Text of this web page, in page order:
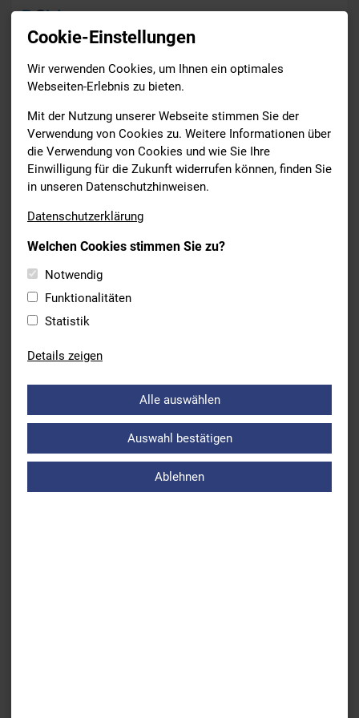
News
Drucken
FREIWASSERSCHWIMMEN
02.08.2021
LEONIE BECK -
OLYMPIATEILNEHMERIN TOKIO
2020
findet ihr weitere Informationen.
Interview mit Leonie Antonie Beck nach ihrem 10
Kilometer Rennen bei den Olympischen Spielen
Ein gelungenes, aber hoffentlich vorerst letztes
Fortbildungswochenende in digitaler Form!
Cookie-Einstellungen
Wir verwenden Cookies, um Ihnen ein optimales
Webseiten-Erlebnis zu bieten.
Mit der Nutzung unserer Webseite stimmen Sie der
Verwendung von Cookies zu. Weitere Informationen über
die Verwendung von Cookies und wie Sie Ihre
Einwilligung für die Zukunft widerrufen können, finden Sie
in unseren Datenschutzhinweisen.
Datenschutzerklärung
Welchen Cookies stimmen Sie zu?
Notwendig
Funktionalitäten
Statistik
Details zeigen
Alle auswählen
Auswahl bestätigen
Ablehnen